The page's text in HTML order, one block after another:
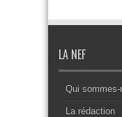
LA NEF
Qui sommes-
La rédaction